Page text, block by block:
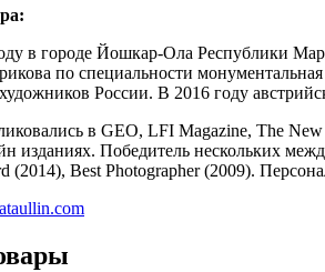
в городе Йошкар-Ола Республики
по специальности монументальная
России. В 2016 году
в GEO, LFI Magazine, The
изданиях. Победитель нескольких
(2014), Best Photographer (2009).
.com